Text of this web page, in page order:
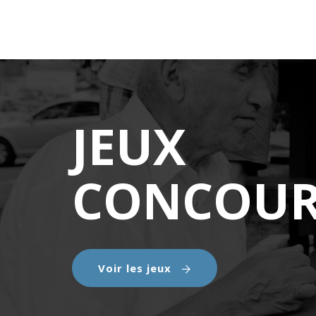
JEUX
Voir les jeux